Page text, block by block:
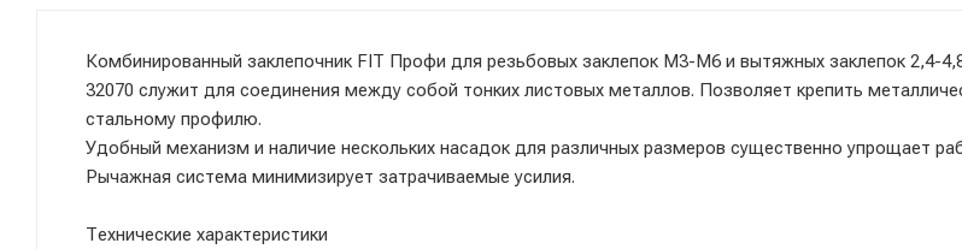
Комбинированный заклепочник FIT Профи для резьбовых заклепок М3-М6 и вытяжных заклепок 2,4-
32070 служит для соединения между собой тонких листовых металлов. Позволяет крепить
стальному профилю.
Удобный механизм и наличие нескольких насадок для различных размеров существенно упрощает
Рычажная система минимизирует затрачиваемые усилия.
Технические характеристики